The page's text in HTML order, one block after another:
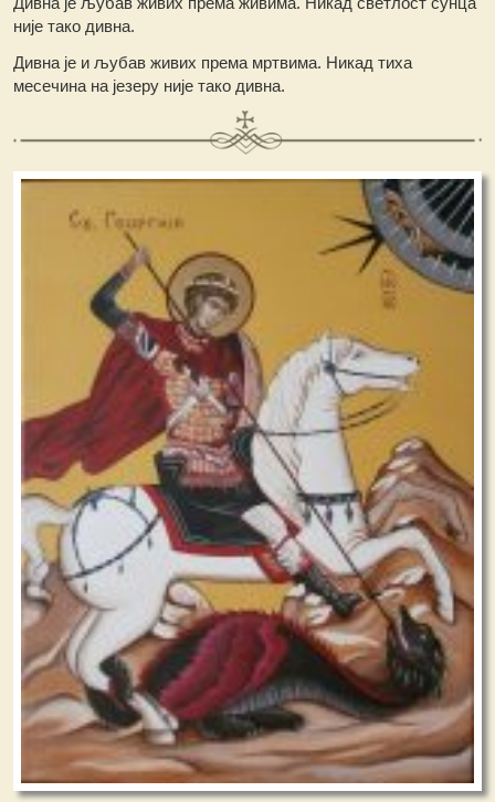
није тако дивна.
Дивна је и љубав живих према мртвима. Никад тиха
месечина на језеру није тако дивна.